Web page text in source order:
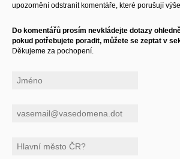
upozornění odstranit komentáře, které porušují
Do komentářů prosím nevkládejte dotazy
pokud potřebujete poradit, můžete se zeptat v
Děkujeme za pochopení.